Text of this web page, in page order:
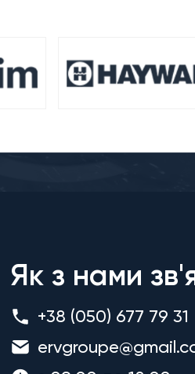
Як з нами
+38 (050) 677 79 31